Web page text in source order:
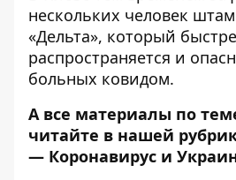
нескольких человек
«Дельта», который
распространяется и
больных ковидом.
А все материалы по
читайте в нашей
— Коронавирус и